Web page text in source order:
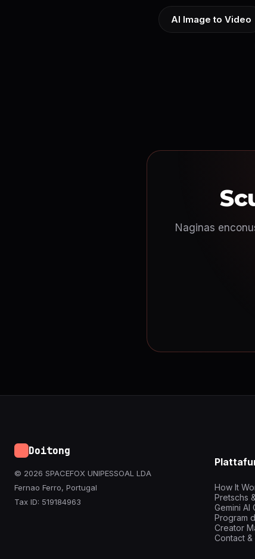
AI Image to Video
Naginas
Doitong
© 2026 SPACEFOX UNIPESSOAL LDA
Fernao Ferro, Portugal
Tax ID: 519184963
How It
Pretschs
Gemini AI
Program
Creator
Contact &